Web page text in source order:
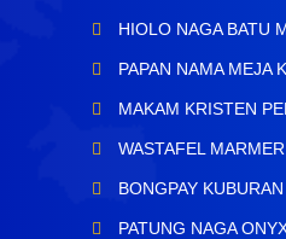
HIOLO NAGA BATU
PAPAN NAMA MEJA
MAKAM KRISTEN
WASTAFEL
BONGPAY
PATUNG NAGA